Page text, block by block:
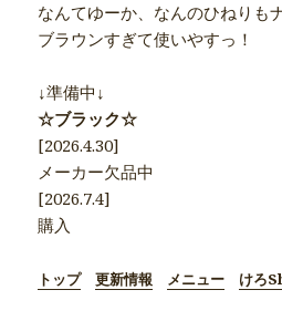
なんてゆーか、なんのひねりも
ブラウンすぎて使いやすっ！
↓準備中↓
☆ブラック☆
[2026.4.30]
メーカー欠品中
[2026.7.4]
購入
トップ 更新情報 メニュー けろ